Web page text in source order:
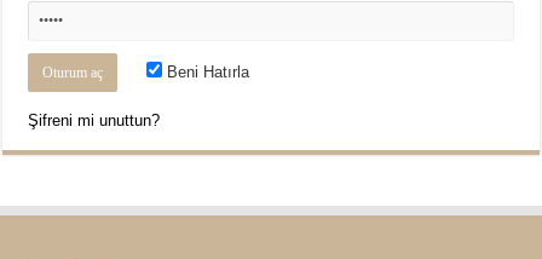
Beni Hatırla
Şifreni mi unuttun?